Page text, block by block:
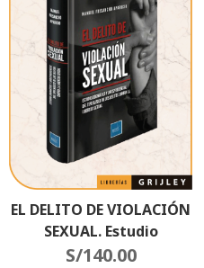
EL DELITO DE VIOLACIÓN
SEXUAL. Estudio
Dogmatico Bàsico De Los
S/140.00